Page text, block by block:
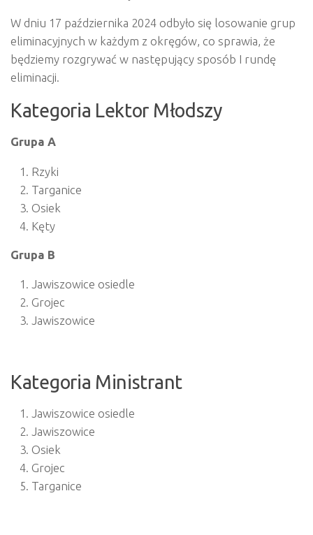
W dniu 17 października 2024 odbyło się losowanie grup
eliminacyjnych w każdym z okręgów, co sprawia, że
będziemy rozgrywać w następujący sposób I rundę
eliminacji.
Kategoria Lektor Młodszy
Grupa A
Rzyki
Targanice
Osiek
Kęty
Grupa B
Jawiszowice osiedle
Grojec
Jawiszowice
Kategoria Ministrant
Jawiszowice osiedle
Jawiszowice
Osiek
Grojec
Targanice